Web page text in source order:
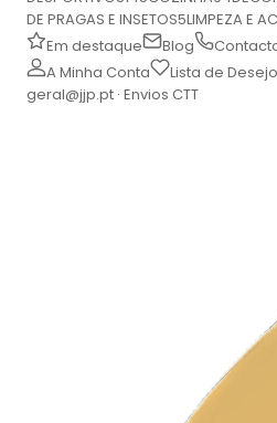
DE PRAGAS E INSETOS5LIMPEZA E
Em destaque
Blog
A Minha Conta
Lista de
geral@jjp.pt · Envios CTT